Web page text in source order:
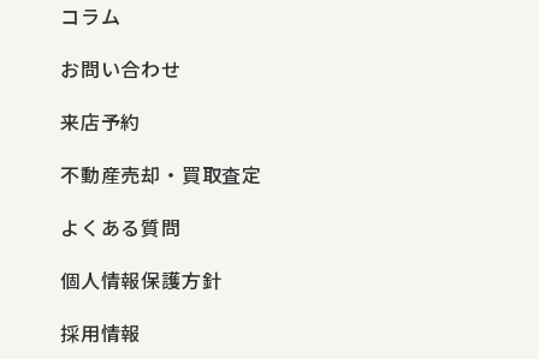
コラム
お問い合わせ
来店予約
不動産売却・買取査定
よくある質問
個人情報保護方針
採用情報